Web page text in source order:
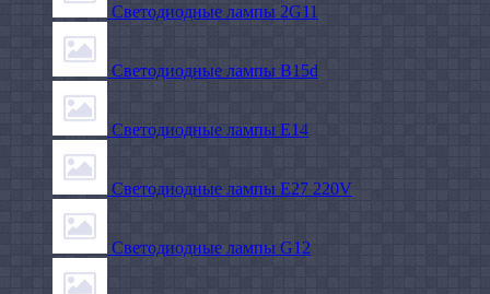
Светодиодные лампы 2G11
Светодиодные лампы B15d
Светодиодные лампы E14
Светодиодные лампы E27 220V
Светодиодные лампы G12